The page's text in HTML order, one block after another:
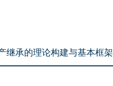
继承的理论构建与基本框架